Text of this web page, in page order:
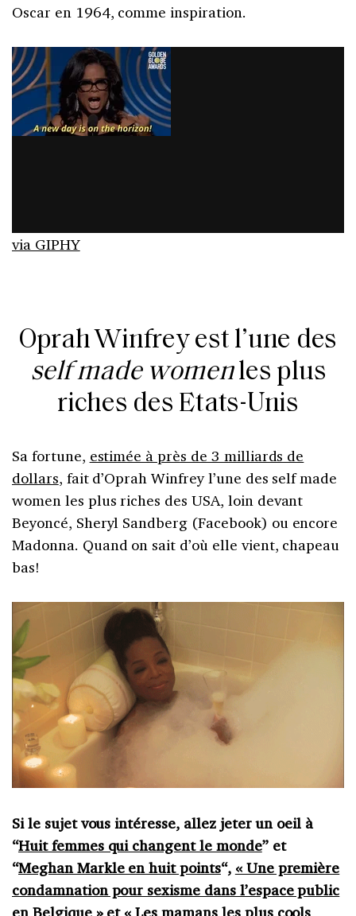
Oscar en 1964, comme inspiration.
via GIPHY
Oprah Winfrey est l’une des
self made womenles plus
riches des Etats-Unis
Sa fortune, estimée à près de 3 milliards de
dollars, fait d’Oprah Winfrey l’une des self made
women les plus riches des USA, loin devant
Beyoncé, Sheryl Sandberg (Facebook) ou encore
Madonna. Quand on sait d’où elle vient, chapeau
bas!
Si le sujet vous intéresse, allez jeter un oeil à
“Huit femmes qui changent le monde” et
“Meghan Markle en huit points“, « Une première
condamnation pour sexisme dans l’espace public